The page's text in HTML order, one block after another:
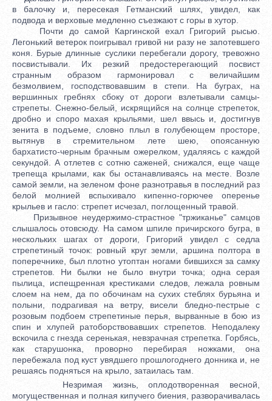
в балочку и, пересекая Гетманский шлях, увидел, как
подвода и верховые медленно съезжают с горы в хутор.
Почти до самой Каргинской ехал Григорий рысью.
Легонький ветерок поигрывал гривой ни разу не запотевшего
коня. Бурые длинные суслики перебегали дорогу, тревожно
посвистывали. Их резкий предостерегающий посвист
странным образом гармонировал с величайшим
безмолвием, господствовавшим в степи. На буграх, на
вершинных гребнях сбоку от дороги взлетывали самцы-
стрепеты. Снежно-белый, искрящийся на солнце стрепеток,
дробно и споро махая крыльями, шел ввысь и, достигнув
зенита в подъеме, словно плыл в голубеющем просторе,
вытянув в стремительном лете шею, опоясанную
бархатисто-черным брачным ожерелком, удаляясь с каждой
секундой. А отлетев с сотню саженей, снижался, еще чаще
трепеща крылами, как бы останавливаясь на месте. Возле
самой земли, на зеленом фоне разнотравья в последний раз
белой молнией вспыхивало кипенно-горючее оперенье
крыльев и гасло: стрепет исчезал, поглощенный травой.
Призывное неудержимо-страстное "тржиканье" самцов
слышалось отовсюду. На самом шпиле причирского бугра, в
нескольких шагах от дороги, Григорий увидел с седла
стрепетиный точок: ровный круг земли, аршина полтора в
поперечнике, был плотно утоптан ногами бившихся за самку
стрепетов. Ни былки не было внутри точка; одна серая
пылица, испещренная крестиками следов, лежала ровным
слоем на нем, да по обочинам на сухих стеблях бурьяна и
полыни, подрагивая на ветру, висели бледно-пестрые с
розовым подбоем стрепетиные перья, вырванные в бою из
спин и хлупей ратоборствовавших стрепетов. Неподалеку
вскочила с гнезда серенькая, невзрачная стрепетка. Горбясь,
как старушонка, проворно перебирая ножками, она
перебежала под куст увядшего прошлогоднего донника и, не
решаясь подняться на крыло, затаилась там.
Незримая жизнь, оплодотворенная весной,
могущественная и полная кипучего биения, разворачивалась